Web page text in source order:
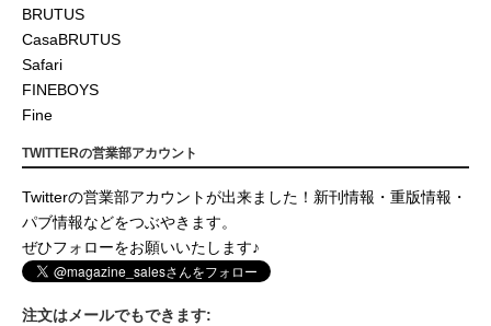
BRUTUS
CasaBRUTUS
Safari
FINEBOYS
Fine
TWITTERの営業部アカウント
Twitterの営業部アカウントが出来ました！新刊情報・重版情報・
パブ情報などをつぶやきます。
ぜひフォローをお願いいたします♪
注文はメールでもできます: